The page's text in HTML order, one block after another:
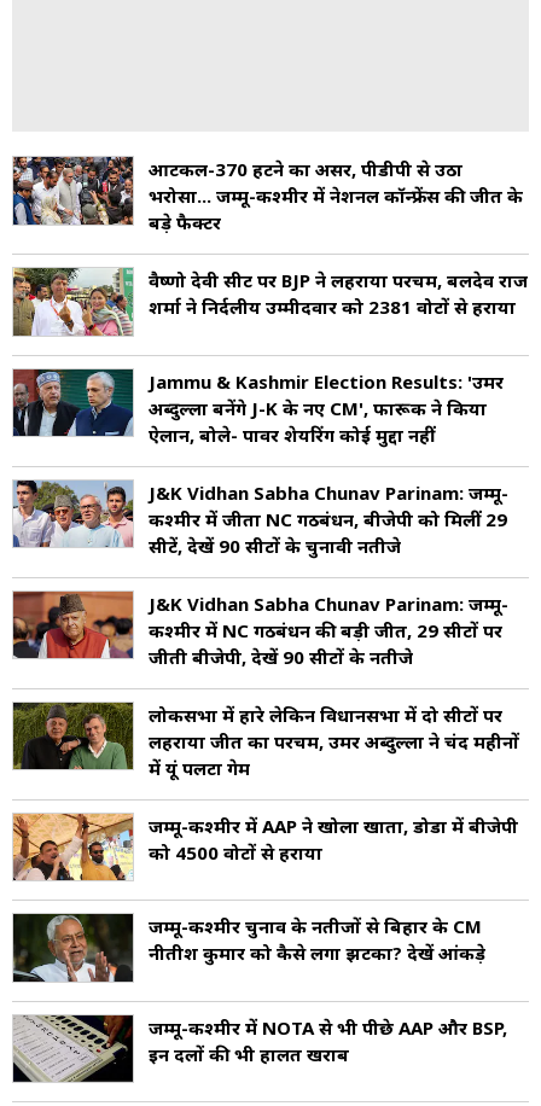
आर्टिकल-370 हटने का असर, पीडीपी से उठा
भरोसा... जम्मू-कश्मीर में नेशनल कॉन्फ्रेंस की जीत के
बड़े फैक्टर
वैष्णो देवी सीट पर BJP ने लहराया परचम, बलदेव राज
शर्मा ने निर्दलीय उम्मीदवार को 2381 वोटों से हराया
Jammu & Kashmir Election Results: 'उमर
अब्दुल्ला बनेंगे J-K के नए CM', फारूक ने किया
ऐलान, बोले- पावर शेयरिंग कोई मुद्दा नहीं
J&K Vidhan Sabha Chunav Parinam: जम्मू-
कश्मीर में जीता NC गठबंधन, बीजेपी को मिलीं 29
सीटें, देखें 90 सीटों के चुनावी नतीजे
J&K Vidhan Sabha Chunav Parinam: जम्मू-
कश्मीर में NC गठबंधन की बड़ी जीत, 29 सीटों पर
जीती बीजेपी, देखें 90 सीटों के नतीजे
लोकसभा में हारे लेकिन विधानसभा में दो सीटों पर
लहराया जीत का परचम, उमर अब्दुल्ला ने चंद महीनों
में यूं पलटा गेम
जम्मू-कश्मीर में AAP ने खोला खाता, डोडा में बीजेपी
को 4500 वोटों से हराया
जम्मू-कश्मीर चुनाव के नतीजों से बिहार के CM
नीतीश कुमार को कैसे लगा झटका? देखें आंकड़े
जम्मू-कश्मीर में NOTA से भी पीछे AAP और BSP,
इन दलों की भी हालत खराब